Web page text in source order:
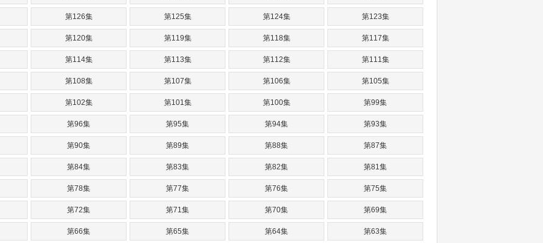
第126集 第125集 第124集 第123集
第120集 第119集 第118集 第117集
第114集 第113集 第112集 第111集
第108集 第107集 第106集 第105集
第102集 第101集 第100集 第99集
第96集 第95集 第94集 第93集
第90集 第89集 第88集 第87集
第84集 第83集 第82集 第81集
第78集 第77集 第76集 第75集
第72集 第71集 第70集 第69集
第66集 第65集 第64集 第63集